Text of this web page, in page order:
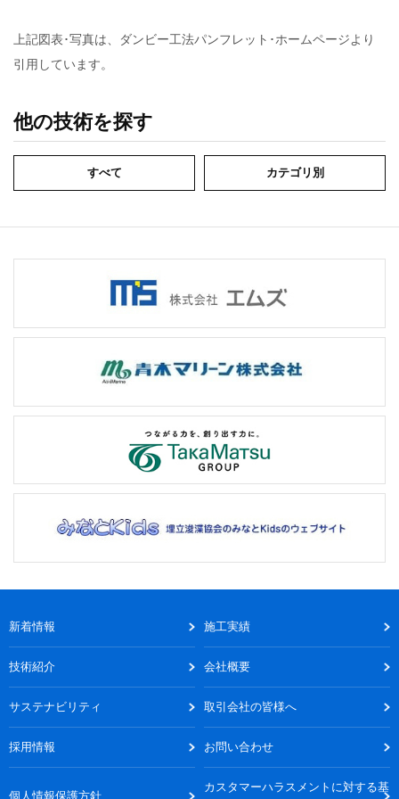
上記図表･写真は、ダンビー工法パンフレット･ホームページより
引用しています。
他の技術を探す
すべて カテゴリ別
新着情報 施工実績
技術紹介 会社概要
サステナビリティ 取引会社の皆様へ
採用情報 お問い合わせ
個人情報保護方針
カスタマーハラスメントに対する基